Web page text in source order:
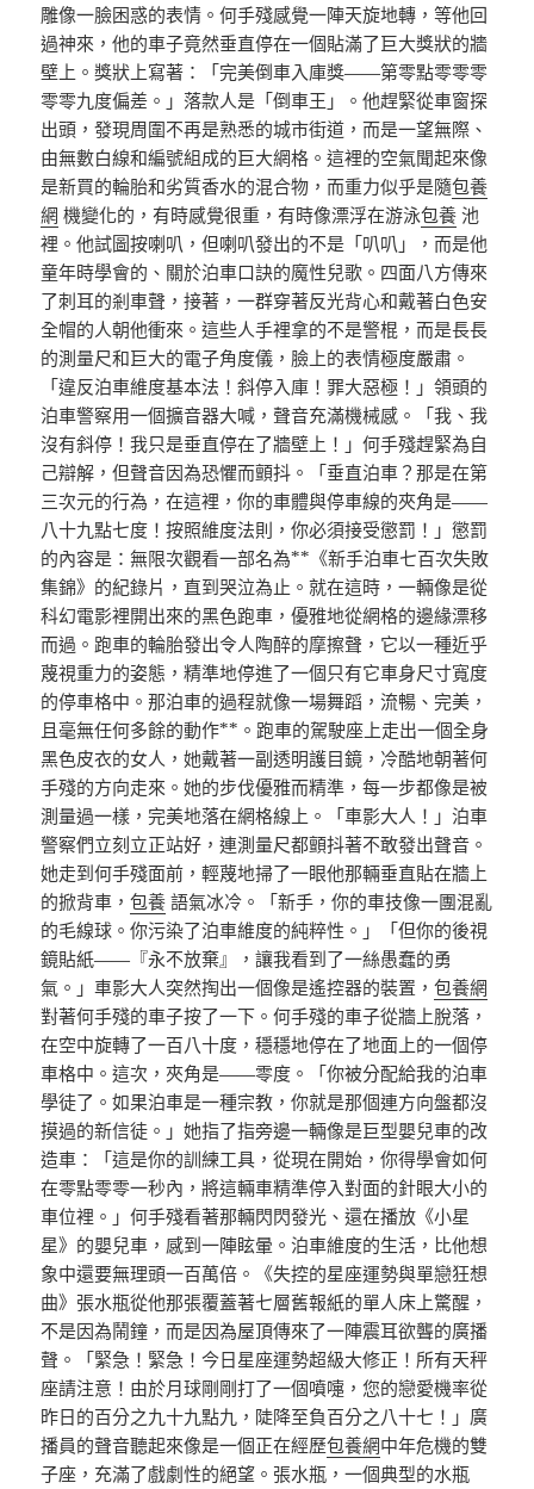
雕像一臉困惑的表情。何手殘感覺一陣天旋地轉，等他回
過神來，他的車子竟然垂直停在一個貼滿了巨大獎狀的牆
壁上。獎狀上寫著：「完美倒車入庫獎——第零點零零零
零零九度偏差。」落款人是「倒車王」。他趕緊從車窗探
出頭，發現周圍不再是熟悉的城市街道，而是一望無際、
由無數白線和編號組成的巨大網格。這裡的空氣聞起來像
是新買的輪胎和劣質香水的混合物，而重力似乎是隨包養
網 機變化的，有時感覺很重，有時像漂浮在游泳包養 池
裡。他試圖按喇叭，但喇叭發出的不是「叭叭」，而是他
童年時學會的、關於泊車口訣的魔性兒歌。四面八方傳來
了刺耳的剎車聲，接著，一群穿著反光背心和戴著白色安
全帽的人朝他衝來。這些人手裡拿的不是警棍，而是長長
的測量尺和巨大的電子角度儀，臉上的表情極度嚴肅。
「違反泊車維度基本法！斜停入庫！罪大惡極！」領頭的
泊車警察用一個擴音器大喊，聲音充滿機械感。「我、我
沒有斜停！我只是垂直停在了牆壁上！」何手殘趕緊為自
己辯解，但聲音因為恐懼而顫抖。「垂直泊車？那是在第
三次元的行為，在這裡，你的車體與停車線的夾角是——
八十九點七度！按照維度法則，你必須接受懲罰！」懲罰
的內容是：無限次觀看一部名為**《新手泊車七百次失敗
集錦》的紀錄片，直到哭泣為止。就在這時，一輛像是從
科幻電影裡開出來的黑色跑車，優雅地從網格的邊緣漂移
而過。跑車的輪胎發出令人陶醉的摩擦聲，它以一種近乎
蔑視重力的姿態，精準地停進了一個只有它車身尺寸寬度
的停車格中。那泊車的過程就像一場舞蹈，流暢、完美，
且毫無任何多餘的動作**。跑車的駕駛座上走出一個全身
黑色皮衣的女人，她戴著一副透明護目鏡，冷酷地朝著何
手殘的方向走來。她的步伐優雅而精準，每一步都像是被
測量過一樣，完美地落在網格線上。「車影大人！」泊車
警察們立刻立正站好，連測量尺都顫抖著不敢發出聲音。
她走到何手殘面前，輕蔑地掃了一眼他那輛垂直貼在牆上
的掀背車，包養 語氣冰冷。「新手，你的車技像一團混亂
的毛線球。你污染了泊車維度的純粹性。」「但你的後視
鏡貼紙——『永不放棄』，讓我看到了一絲愚蠢的勇
氣。」車影大人突然掏出一個像是遙控器的裝置，包養網
對著何手殘的車子按了一下。何手殘的車子從牆上脫落，
在空中旋轉了一百八十度，穩穩地停在了地面上的一個停
車格中。這次，夾角是——零度。「你被分配給我的泊車
學徒了。如果泊車是一種宗教，你就是那個連方向盤都沒
摸過的新信徒。」她指了指旁邊一輛像是巨型嬰兒車的改
造車：「這是你的訓練工具，從現在開始，你得學會如何
在零點零零一秒內，將這輛車精準停入對面的針眼大小的
車位裡。」何手殘看著那輛閃閃發光、還在播放《小星
星》的嬰兒車，感到一陣眩暈。泊車維度的生活，比他想
象中還要無理頭一百萬倍。《失控的星座運勢與單戀狂想
曲》張水瓶從他那張覆蓋著七層舊報紙的單人床上驚醒，
不是因為鬧鐘，而是因為屋頂傳來了一陣震耳欲聾的廣播
聲。「緊急！緊急！今日星座運勢超級大修正！所有天秤
座請注意！由於月球剛剛打了一個噴嚏，您的戀愛機率從
昨日的百分之九十九點九，陡降至負百分之八十七！」廣
播員的聲音聽起來像是一個正在經歷包養網中年危機的雙
子座，充滿了戲劇性的絕望。張水瓶，一個典型的水瓶